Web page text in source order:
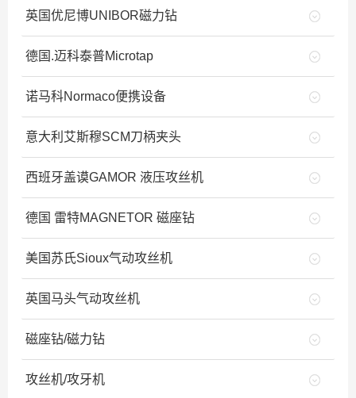
英国优尼博UNIBOR磁力钻
德国.迈科泰普Microtap
诺马科Normaco便携设备
意大利艾斯穆SCM刀柄夹头
西班牙盖谟GAMOR 液压攻丝机
德国 雷特MAGNETOR 磁座钻
美国苏氏Sioux气动攻丝机
英国马头气动攻丝机
磁座钻/磁力钻
攻丝机/攻牙机